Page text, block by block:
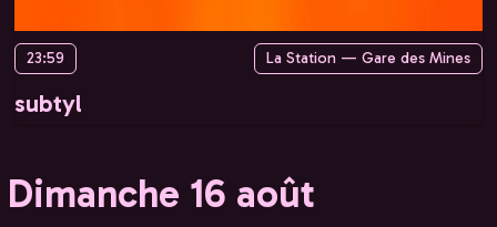
23:59 La Station — Gare des Mines
subtyl
Dimanche 16 août